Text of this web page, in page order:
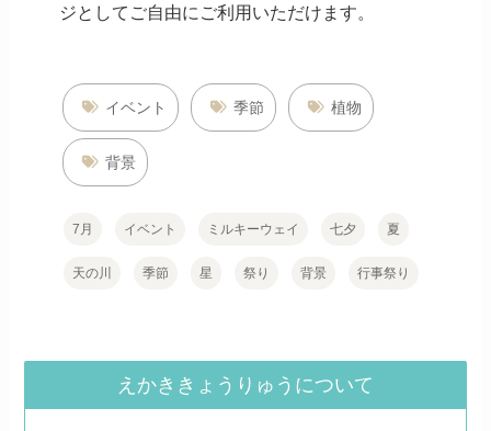
ジとしてご自由にご利用いただけます。
イベント 季節 植物
背景
7月 イベント ミルキーウェイ 七夕 夏
天の川 季節 星 祭り 背景 行事祭り
えかききょうりゅうについて